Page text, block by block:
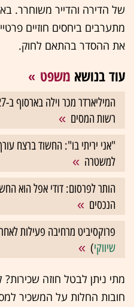
של הדירה והדייר משוחרר.
מתערבים ביחסים חוזיים
את ההסדר בהתאם לחוק.
עוד בנושא משפט
רשות המסים
"אני יריתי בו": החשוד ברצח
למשטרה
הותר לפרסום: דודי אפל הוא
הנכסים
פרוקסיביט מרחיבה פעילות
שיווקי)
מתי ניתן לבטל חוזה
חובות החלות על המשכיר